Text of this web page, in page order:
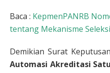
Baca : KepmenPANRB
tentang Mekanisme
Demikian Surat Keputusan
Automasi Akreditasi